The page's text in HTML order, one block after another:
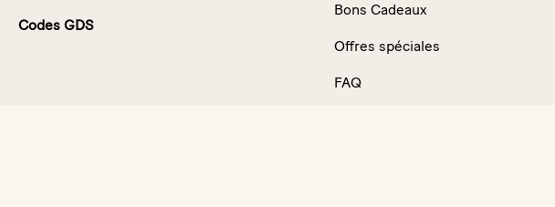
Codes GDS
Bons Cadeaux
Offres spéciales
FAQ